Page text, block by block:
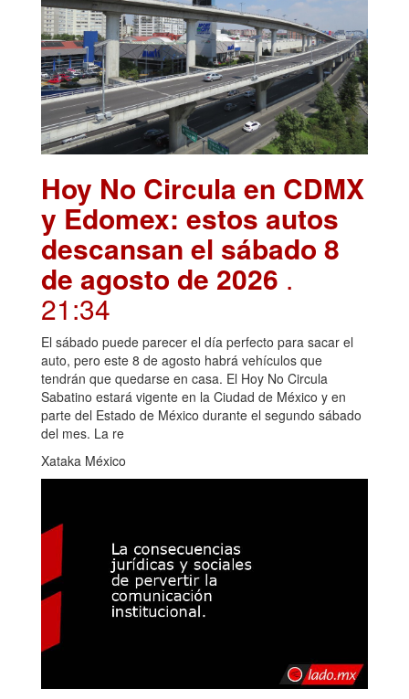
Hoy No Circula en CDMX
y Edomex: estos autos
descansan el sábado 8
de agosto de 2026 .
21:34
El sábado puede parecer el día perfecto para sacar el
auto, pero este 8 de agosto habrá vehículos que
tendrán que quedarse en casa. El Hoy No Circula
Sabatino estará vigente en la Ciudad de México y en
parte del Estado de México durante el segundo sábado
del mes. La re
Xataka México